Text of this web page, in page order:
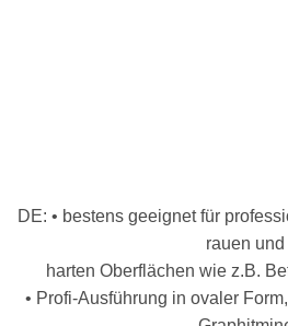
DE: • bestens geeignet für
rauen und
harten Oberflächen wie z.B.
• Profi-Ausführung in ovaler